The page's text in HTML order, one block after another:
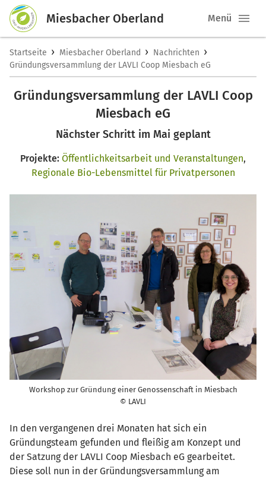
Miesbacher Oberland Menü
Startseite › Miesbacher Oberland › Nachrichten ›
Gründungsversammlung der LAVLI Coop Miesbach eG
Gründungsversammlung der LAVLI Coop
Miesbach eG
Nächster Schritt im Mai geplant
Projekte: Öffentlichkeitsarbeit und Veranstaltungen,
Regionale Bio-Lebensmittel für Privatpersonen
Workshop zur Gründung einer Genossenschaft in Miesbach
© LAVLI
In den vergangenen drei Monaten hat sich ein
Gründungsteam gefunden und fleißig am Konzept und
der Satzung der LAVLI Coop Miesbach eG gearbeitet.
Diese soll nun in der Gründungsversammlung am